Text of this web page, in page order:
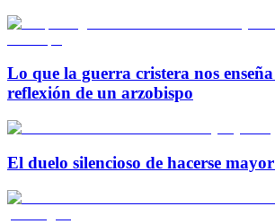
Lo que la guerra cristera nos
reflexión de un arzobispo
El duelo silencioso de hacerse